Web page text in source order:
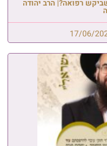
רפואה?| הרב יהודה
17/06/